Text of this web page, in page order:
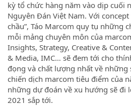
kỳ tổ chức hàng năm vào dịp cuối
Nguyên Đán Việt Nam. Với concept
chầu”, Táo Marcom quy tụ những
mỗi mảng chuyên môn của
Insights, Strategy, Creative &
& Media, IMC… sẽ đem tới cho
đọng và chất lượng nhất về
chiến dịch marcom tiêu điểm của
những dự đoán về xu hướng sẽ đi
2021 sắp tới.